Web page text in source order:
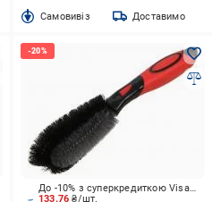
Cамовивіз Доставимо
133.76₴/шт.
До -10% з суперкредиткою Visa Вигода